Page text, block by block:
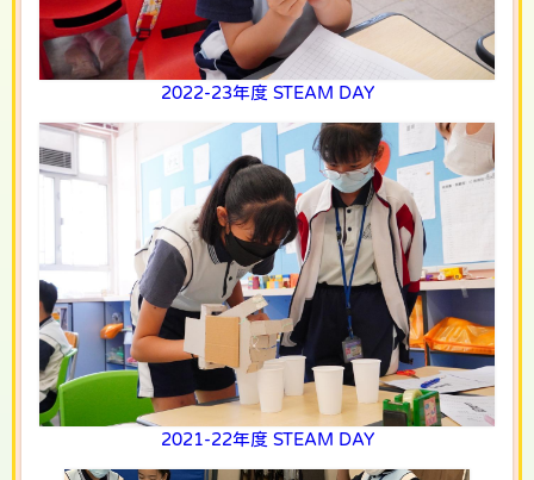
2022-23年度 STEAM DAY
2021-22年度 STEAM DAY